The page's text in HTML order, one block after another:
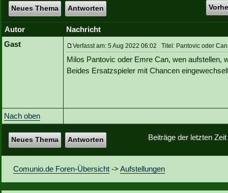
Neues Thema Antworten
Autor
Nachricht
Gast
Verfasst am: 5 Aug 2022 06:02 Titel: Pantovic oder Can
Milos Pantovic oder Emre Can, wen aufstellen,
Beides Ersatzspieler mit Chancen
Nach oben
Beiträge der letzten
Neues Thema Antworten
Comunio.de Foren-Übersicht ->Aufstellungen